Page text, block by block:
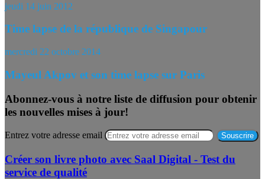
jeudi 14 juin 2012
Time lapse de la république de Singapour
mercredi 22 octobre 2014
Mayeul Akpov et son time lapse sur Paris
Abonnez-vous à notre liste de diffusion pour obtenir
les nouvelles mises à jour!
Entrez votre adresse email
Créer son livre photo avec Saal Digital - Test du
service de qualité